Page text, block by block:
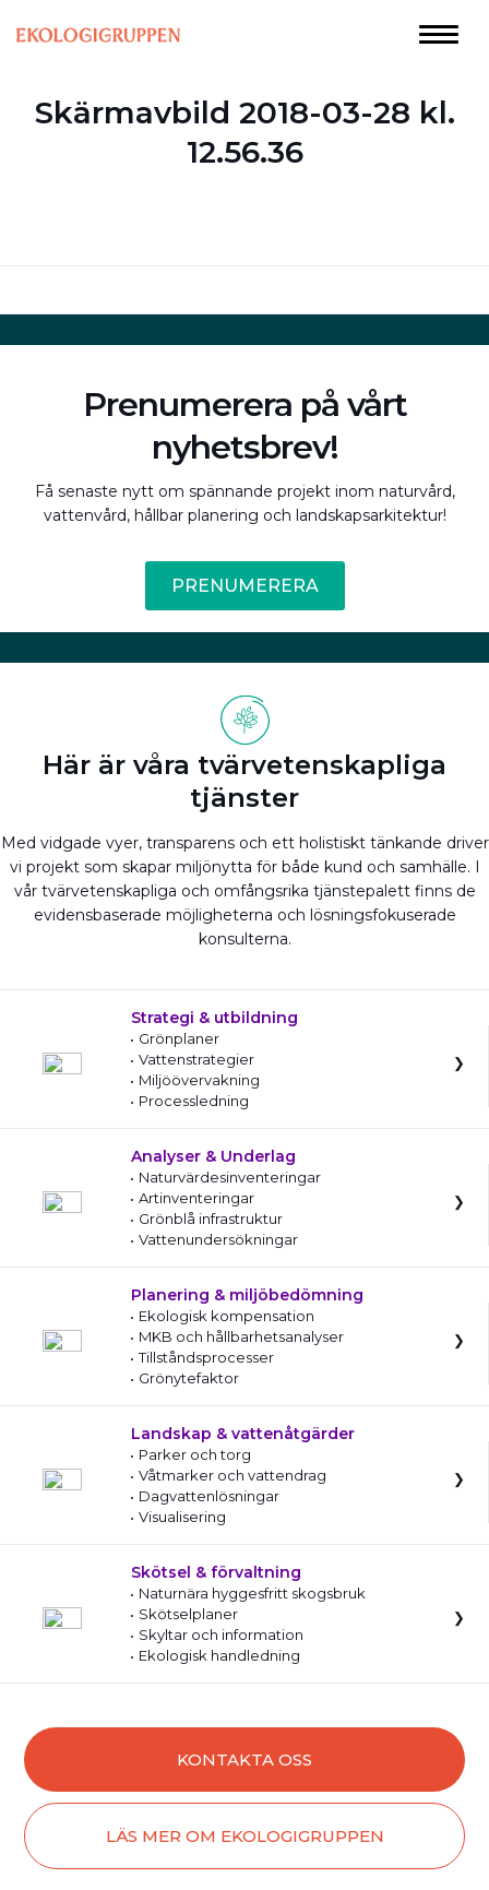
Skärmavbild 2018-03-28 kl.
12.56.36
Prenumerera på vårt
nyhetsbrev!
Få senaste nytt om spännande projekt inom naturvård,
vattenvård, hållbar planering och landskapsarkitektur!
PRENUMERERA
Här är våra tvärvetenskapliga
tjänster
Med vidgade vyer, transparens och ett holistiskt tänkande driver
vi projekt som skapar miljönytta för både kund och samhälle. I
vår tvärvetenskapliga och omfångsrika tjänstepalett finns de
evidensbaserade möjligheterna och lösningsfokuserade
konsulterna.
Strategi & utbildning
Grönplaner
Vattenstrategier
Miljöövervakning
Processledning
Analyser & Underlag
Naturvärdesinventeringar
Artinventeringar
Grönblå infrastruktur
Vattenundersökningar
Planering & miljöbedömning
Ekologisk kompensation
MKB och hållbarhetsanalyser
Tillståndsprocesser
Grönytefaktor
Landskap & vattenåtgärder
Parker och torg
Våtmarker och vattendrag
Dagvattenlösningar
Visualisering
Skötsel & förvaltning
Naturnära hyggesfritt skogsbruk
Skötselplaner
Skyltar och information
Ekologisk handledning
KONTAKTA OSS
LÄS MER OM EKOLOGIGRUPPEN